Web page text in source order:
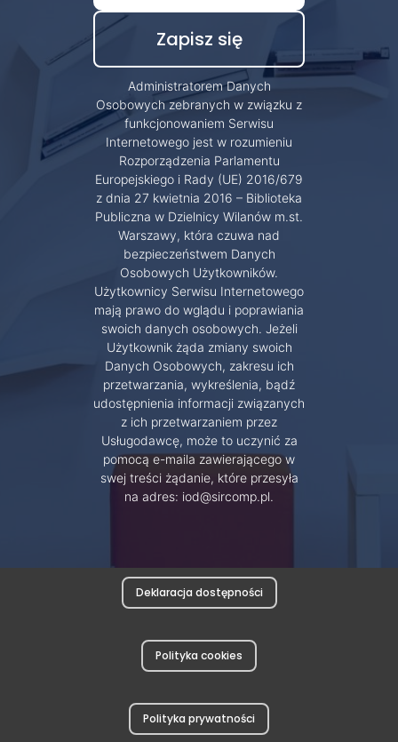
Administratorem Danych
Osobowych zebranych w związku z
funkcjonowaniem Serwisu
Internetowego jest w rozumieniu
Rozporządzenia Parlamentu
Europejskiego i Rady (UE) 2016/679
z dnia 27 kwietnia 2016 – Biblioteka
Publiczna w Dzielnicy Wilanów m.st.
Warszawy, która czuwa nad
bezpieczeństwem Danych
Osobowych Użytkowników.
Użytkownicy Serwisu Internetowego
mają prawo do wglądu i poprawiania
swoich danych osobowych. Jeżeli
Użytkownik żąda zmiany swoich
Danych Osobowych, zakresu ich
przetwarzania, wykreślenia, bądź
udostępnienia informacji związanych
z ich przetwarzaniem przez
Usługodawcę, może to uczynić za
pomocą e-maila zawierającego w
swej treści żądanie, które przesyła
na adres: iod@sircomp.pl.
Deklaracja dostępności
Polityka cookies
Polityka prywatności